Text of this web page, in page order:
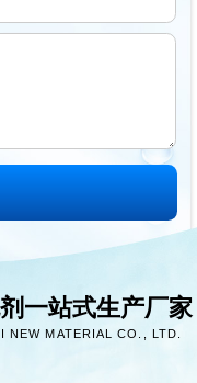
一站式生产厂家
NEW MATERIAL CO., LTD.